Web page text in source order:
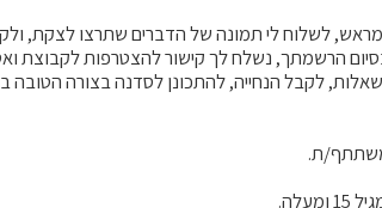
מראש, לשלוח לי תמונה של הדברים שתרצו לצקת,
הרשמתך, נשלח לך קישור להצטרפות לקבוצת
לקבל הנחייה, להתכונן לסדנה בצורה הטובה